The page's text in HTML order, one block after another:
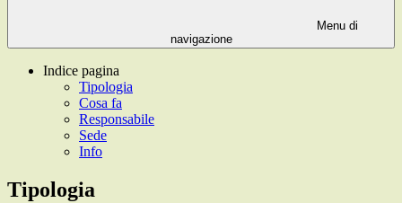
Menu di
navigazione
Indice pagina
Tipologia
Cosa fa
Responsabile
Sede
Info
Tipologia